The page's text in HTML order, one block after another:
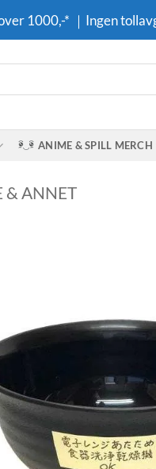
1000,-* ｜Ingen
ANIME & SPILL MERCH
& ANNET